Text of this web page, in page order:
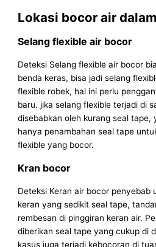
Lokasi bocor air
Selang flexible air bocor
Deteksi Selang flexible air bocor
benda keras, bisa jadi selang
flexible robek, hal ini perlu
baru. jika selang flexible terjadi di
disebabkan oleh kurang seal tape,
hanya penambahan seal tape
flexible yang bocor.
Kran bocor
Deteksi Keran air bocor penyebab
keran yang sedikit seal tape,
rembesan di pinggiran keran air.
diberikan seal tape yang cukup di
kasus juga terjadi kebocoran di